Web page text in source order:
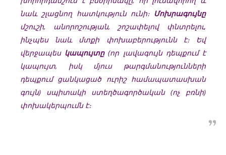
նաև շլացնող հատկություն ունի։ Մոխրագույնը
մշուշի, անորոշության, շոշափելով փնտրելու,
ինչպես նաև մտքի փոխաբերությունն է։ Եվ
վերջապես կապույտը(որ լավագույն դեպքում է
կապույտ, իսկ մյուս թարգմանությունների
դեպքում ցանկացած ուրիշ համապատասխան
գույն) սպիտակի ստեղծագործական (ոչ բռնի)
փոխակերպումն է։